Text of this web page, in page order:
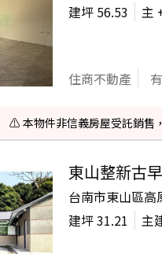
建坪 56.53 主
住商不動產 有
⚠️ 本物件非信義房屋受託銷售
東山整新古
台南市東山區高
建坪31.21 主